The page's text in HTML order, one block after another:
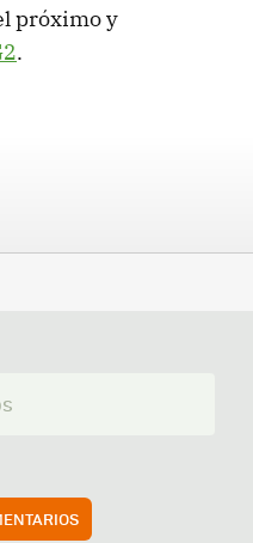
próximo y
.